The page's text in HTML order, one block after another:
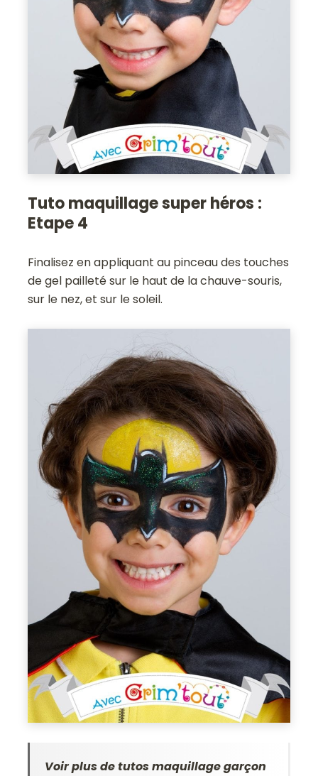
Tuto maquillage super héros :
Etape 4
Finalisez en appliquant au pinceau des touches
de gel pailleté sur le haut de la chauve-souris,
sur le nez, et sur le soleil.
Voir plus de tutos maquillage garçon